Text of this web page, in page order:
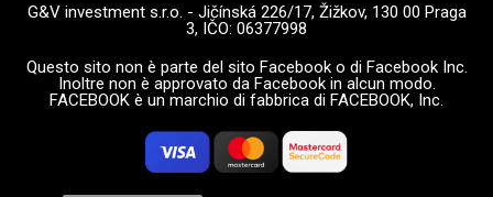
G&V investment s.r.o. - Jičínská 226/17, Žižkov, 130 00 Praga
3, IČO: 06377998
Questo sito non è parte del sito Facebook o di Facebook Inc.
Inoltre non è approvato da Facebook in alcun modo.
FACEBOOK è un marchio di fabbrica di FACEBOOK, Inc.